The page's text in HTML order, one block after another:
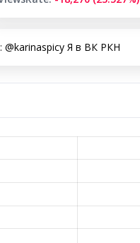
@karinaspicy Я в ВК РКН